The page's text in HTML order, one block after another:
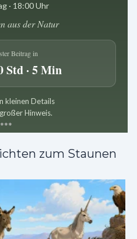
· 18:00 Uhr
aus der Natur
Beitrag in
Std · 5 Min
kleinen Details
Hinweis.
***
zum Staunen